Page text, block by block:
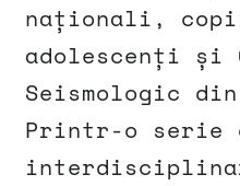
naționali,
adolescenți și
Seismologic
Printr-o serie